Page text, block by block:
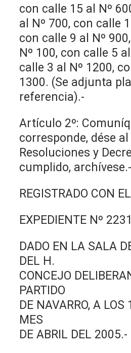
con calle 15 al Nº
al Nº 700, con calle
con calle 9 al Nº
Nº 100, con calle 5
calle 3 al Nº 1200,
1300. (Se adjunta
referencia).-
Artículo 2º:
corresponde, dése
Resoluciones y
cumplido, archívese.-
REGISTRADO CON
EXPEDIENTE Nº
DADO EN LA SALA
DEL H.
CONCEJO
PARTIDO
DE NAVARRO, A LOS
MES
DE ABRIL DEL 2005.-